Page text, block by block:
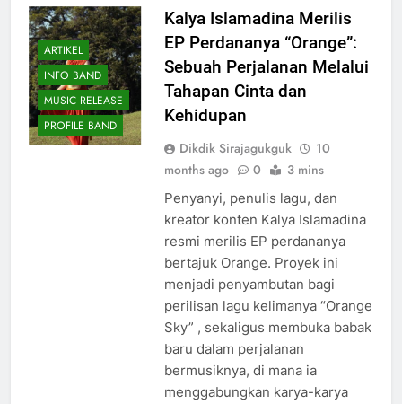
ARTIKEL
INFO BAND
MUSIC RELEASE
PROFILE BAND
Kalya Islamadina Merilis
EP Perdananya “Orange”:
Sebuah Perjalanan Melalui
Tahapan Cinta dan
Kehidupan
Dikdik Sirajagukguk
10
months ago
0 3 mins
Penyanyi, penulis lagu, dan
kreator konten Kalya Islamadina
resmi merilis EP perdananya
bertajuk Orange. Proyek ini
menjadi penyambutan bagi
perilisan lagu kelimanya “Orange
Sky” , sekaligus membuka babak
baru dalam perjalanan
bermusiknya, di mana ia
menggabungkan karya-karya